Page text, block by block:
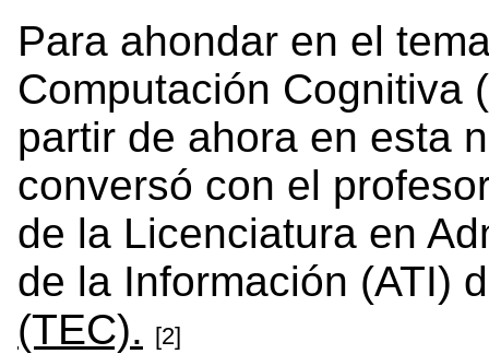
Para ahondar en el
Computación Cognitiva
partir de ahora en esta
conversó con el
de la Licenciatura en
de la Información (ATI)
(TEC). [2]